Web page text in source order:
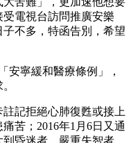
電視台訪問推廣安樂
不多，特函告別，希望
安寧緩和醫療條例」，
記拒絕心肺復甦或接上
苦；2016年1月6日又通